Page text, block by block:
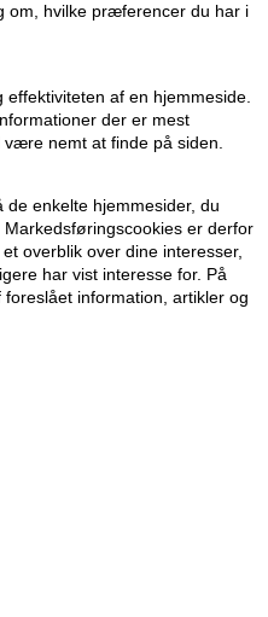
om, hvilke præferencer du har i
af en hjemmeside.
der er mest
nemt at finde på siden.
enkelte hjemmesider, du
er derfor
overblik over dine interesser,
har vist interesse for. På
information, artikler og